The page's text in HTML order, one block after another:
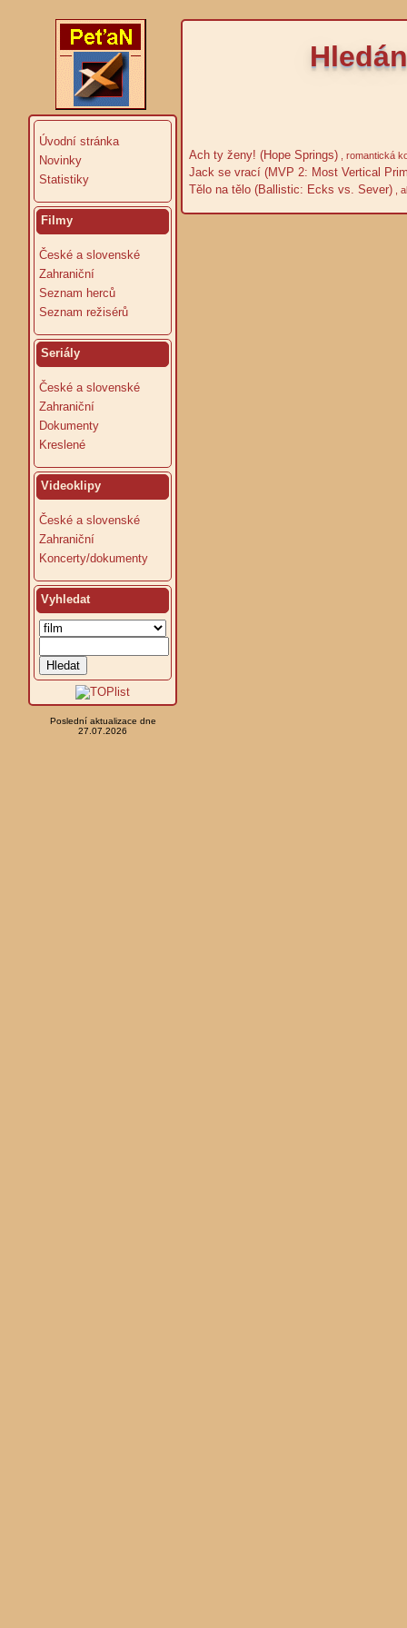
Úvodní stránka
Novinky
Statistiky
Filmy
České a slovenské
Zahraniční
Seznam herců
Seznam režisérů
Seriály
České a slovenské
Zahraniční
Dokumenty
Kreslené
Videoklipy
České a slovenské
Zahraniční
Koncerty/dokumenty
Vyhledat
Poslední aktualizace dne
27.07.2026
Ach ty ženy! (Hope Springs) , romantická
Jack se vrací (MVP 2: Most Vertical
Tělo na tělo (Ballistic: Ecks vs. Sever) ,